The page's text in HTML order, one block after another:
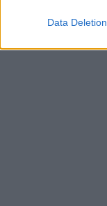
Data Deletion